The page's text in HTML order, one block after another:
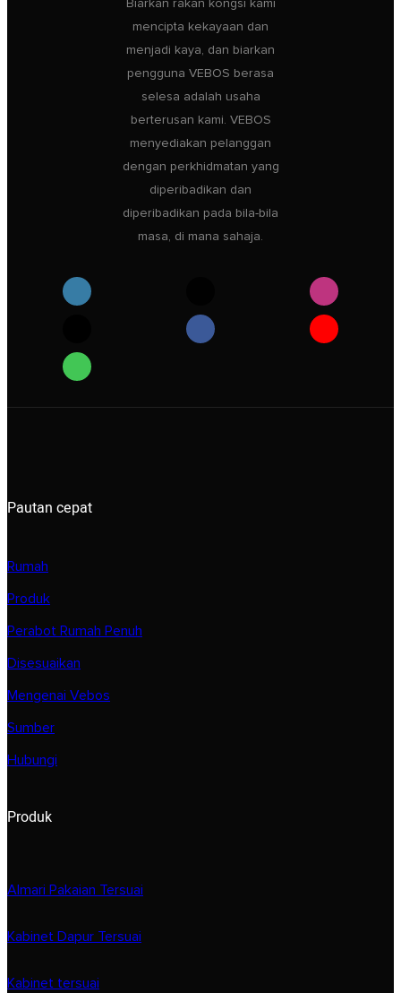
Biarkan rakan kongsi kami
mencipta kekayaan dan
menjadi kaya, dan biarkan
pengguna VEBOS berasa
selesa adalah usaha
berterusan kami. VEBOS
menyediakan pelanggan
dengan perkhidmatan yang
diperibadikan dan
diperibadikan pada bila-bila
masa, di mana sahaja.
Pautan cepat
Rumah
Produk
Perabot Rumah Penuh
Disesuaikan
Mengenai Vebos
Sumber
Hubungi
Produk
Almari Pakaian Tersuai
Kabinet Dapur Tersuai
Kabinet tersuai